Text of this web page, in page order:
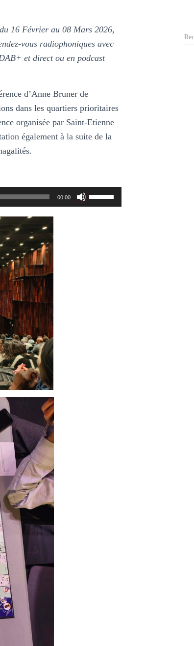
16 Février au 08 Mars 2026,
vous radiophoniques avec
et direct ou en podcast
d’Anne Bruner de
dans les quartiers prioritaires
organisée par Saint-Etienne
également à la suite de la
00:00
Utilisez
les
R
e